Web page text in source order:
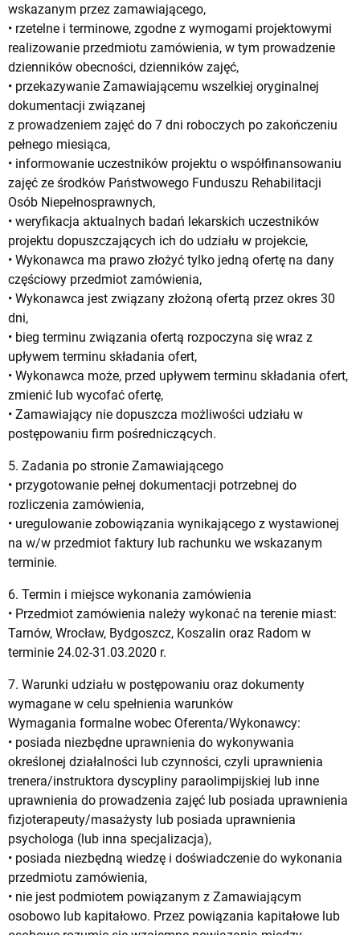
wskazanym przez zamawiającego,
• rzetelne i terminowe, zgodne z wymogami projektowymi
realizowanie przedmiotu zamówienia, w tym prowadzenie
dzienników obecności, dzienników zajęć,
• przekazywanie Zamawiającemu wszelkiej oryginalnej
dokumentacji związanej
z prowadzeniem zajęć do 7 dni roboczych po zakończeniu
pełnego miesiąca,
• informowanie uczestników projektu o współfinansowaniu
zajęć ze środków Państwowego Funduszu Rehabilitacji
Osób Niepełnosprawnych,
• weryfikacja aktualnych badań lekarskich uczestników
projektu dopuszczających ich do udziału w projekcie,
• Wykonawca ma prawo złożyć tylko jedną ofertę na dany
częściowy przedmiot zamówienia,
• Wykonawca jest związany złożoną ofertą przez okres 30
dni,
• bieg terminu związania ofertą rozpoczyna się wraz z
upływem terminu składania ofert,
• Wykonawca może, przed upływem terminu składania ofert,
zmienić lub wycofać ofertę,
• Zamawiający nie dopuszcza możliwości udziału w
postępowaniu firm pośredniczących.
5. Zadania po stronie Zamawiającego
• przygotowanie pełnej dokumentacji potrzebnej do
rozliczenia zamówienia,
• uregulowanie zobowiązania wynikającego z wystawionej
na w/w przedmiot faktury lub rachunku we wskazanym
terminie.
6. Termin i miejsce wykonania zamówienia
• Przedmiot zamówienia należy wykonać na terenie miast:
Tarnów, Wrocław, Bydgoszcz, Koszalin oraz Radom w
terminie 24.02-31.03.2020 r.
7. Warunki udziału w postępowaniu oraz dokumenty
wymagane w celu spełnienia warunków
Wymagania formalne wobec Oferenta/Wykonawcy:
• posiada niezbędne uprawnienia do wykonywania
określonej działalności lub czynności, czyli uprawnienia
trenera/instruktora dyscypliny paraolimpijskiej lub inne
uprawnienia do prowadzenia zajęć lub posiada uprawnienia
fizjoterapeuty/masażysty lub posiada uprawnienia
psychologa (lub inna specjalizacja),
• posiada niezbędną wiedzę i doświadczenie do wykonania
przedmiotu zamówienia,
• nie jest podmiotem powiązanym z Zamawiającym
osobowo lub kapitałowo. Przez powiązania kapitałowe lub